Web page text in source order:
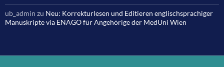
ub_admin zu Neu: Korrekturlesen und Editieren englischsprachiger
Manuskripte via ENAGO für Angehörige der MedUni Wien